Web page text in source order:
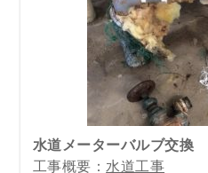
水道メーターバルブ交換
工事概要： 水道工事